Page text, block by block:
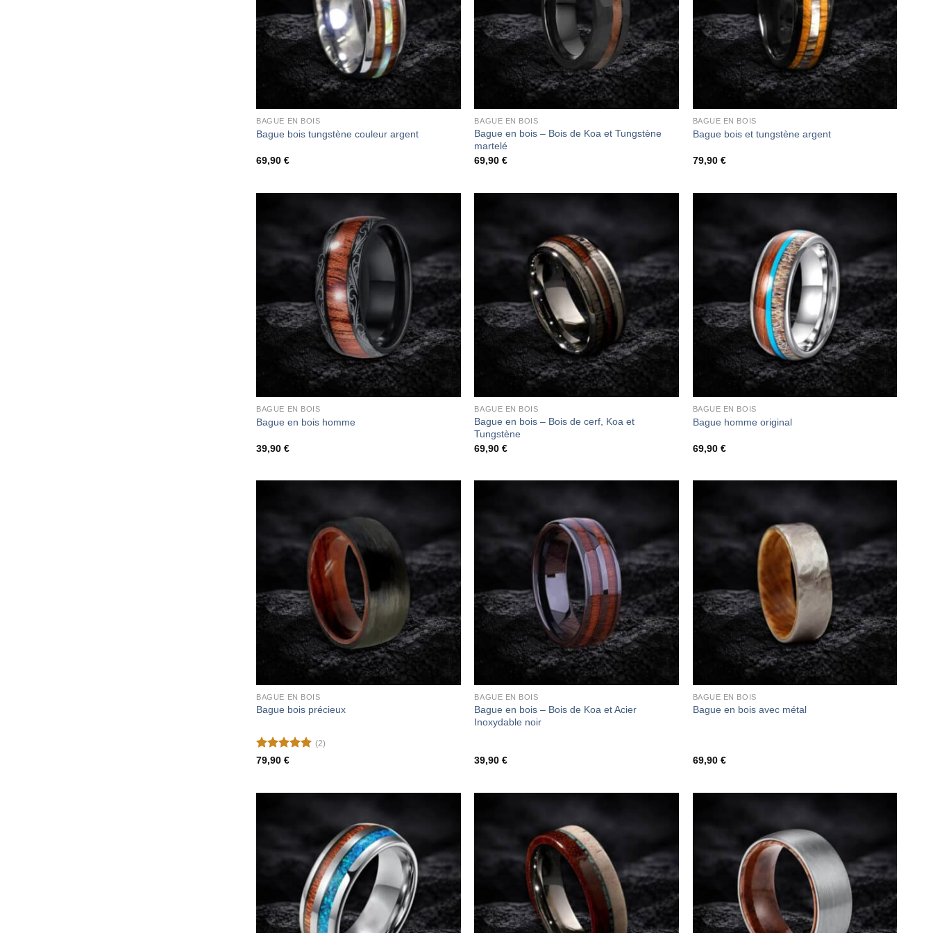
BAGUE EN BOIS
Bague bois tungstène couleur argent
69,90€
BAGUE EN BOIS
Bague en bois – Bois de Koa et Tungstène
martelé
69,90€
BAGUE EN BOIS
Bague bois et tungstène argent
79,90 €
BAGUE EN BOIS
Bague en bois homme
39,90€
BAGUE EN BOIS
Bague en bois – Bois de cerf, Koa et
Tungstène
69,90€
BAGUE EN BOIS
Bague homme original
69,90 €
BAGUE EN BOIS
Bague bois précieux
Note 5sur
(2)
79,90€
BAGUE EN BOIS
Bague en bois – Bois de Koa et Acier
Inoxydable noir
39,90€
BAGUE EN BOIS
Bague en bois avec métal
69,90 €